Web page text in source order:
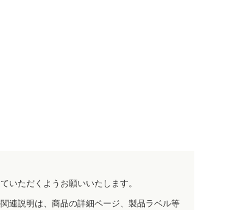
いただくようお願いいたします。
連説明は、商品の詳細ページ、製品ラベル等